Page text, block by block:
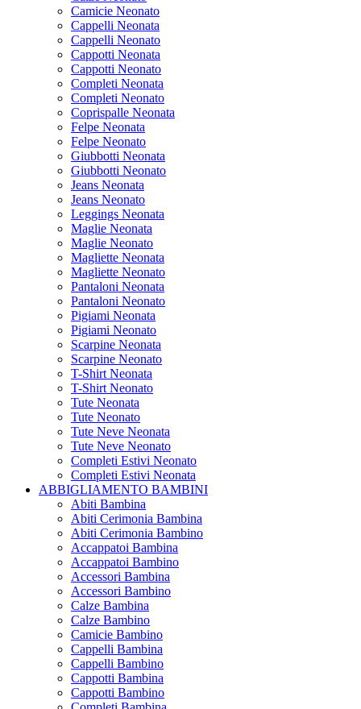
Camicie Neonato
Cappelli Neonata
Cappelli Neonato
Cappotti Neonata
Cappotti Neonato
Completi Neonata
Completi Neonato
Coprispalle Neonata
Felpe Neonata
Felpe Neonato
Giubbotti Neonata
Giubbotti Neonato
Jeans Neonata
Jeans Neonato
Leggings Neonata
Maglie Neonata
Maglie Neonato
Magliette Neonata
Magliette Neonato
Pantaloni Neonata
Pantaloni Neonato
Pigiami Neonata
Pigiami Neonato
Scarpine Neonata
Scarpine Neonato
T-Shirt Neonata
T-Shirt Neonato
Tute Neonata
Tute Neonato
Tute Neve Neonata
Tute Neve Neonato
Completi Estivi Neonato
Completi Estivi Neonata
ABBIGLIAMENTO BAMBINI
Abiti Bambina
Abiti Cerimonia Bambina
Abiti Cerimonia Bambino
Accappatoi Bambina
Accappatoi Bambino
Accessori Bambina
Accessori Bambino
Calze Bambina
Calze Bambino
Camicie Bambino
Cappelli Bambina
Cappelli Bambino
Cappotti Bambina
Cappotti Bambino